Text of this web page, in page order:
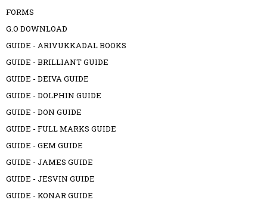
FORMS
G.O DOWNLOAD
GUIDE - ARIVUKKADAL BOOKS
GUIDE - BRILLIANT GUIDE
GUIDE - DEIVA GUIDE
GUIDE - DOLPHIN GUIDE
GUIDE - DON GUIDE
GUIDE - FULL MARKS GUIDE
GUIDE - GEM GUIDE
GUIDE - JAMES GUIDE
GUIDE - JESVIN GUIDE
GUIDE - KONAR GUIDE